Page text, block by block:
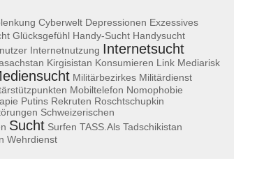
Cyberwelt Depressionen Exzessives
Glücksgefühl Handy-Sucht Handysucht
Internetnutzung Internetsucht
Kirgisistan Konsumieren Link Mediarisk
Militärbezirkes Militärdienst
Mobiltelefon Nomophobie
Putins Rekruten Roschtschupkin
Schweizerischen
Sucht Surfen TASS.Als Tadschikistan
Wehrdienst